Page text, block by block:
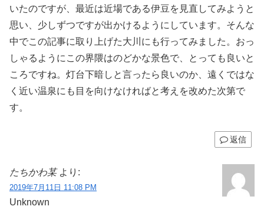
いたのですが、最近は近場である伊豆を見直してみようと
思い、少しずつですが出かけるようにしています。そんな
中でこの記事に取り上げた大川にも行ってみました。おっ
しゃるようにこの界隈はのどかな景色で、とっても良いと
ころですね。灯台下暗しと言ったら良いのか、遠くではな
く近い温泉にも目を向けなければと考えを改めた次第で
す。
返信
たちかわ某 より:
2019年7月11日 11:08 PM
Unknown